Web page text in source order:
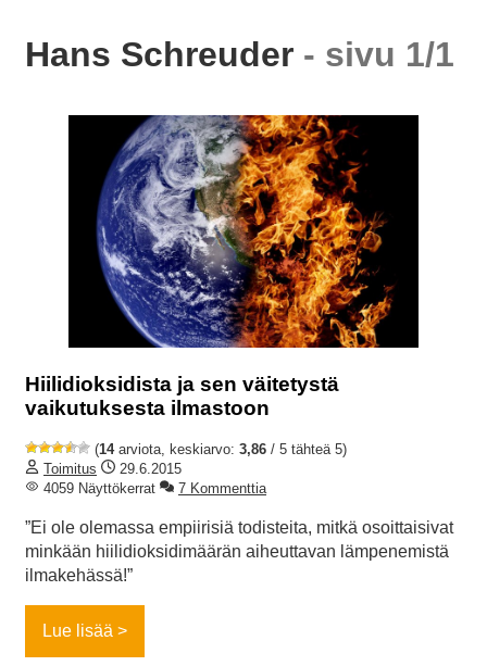
Hans Schreuder - sivu 1/1
Hiilidioksidista ja sen väitetystä
vaikutuksesta ilmastoon
(14arviota, keskiarvo: 3,86 / 5 tähteä 5)
Toimitus
29.6.2015
4059 Näyttökerrat
7 Kommenttia
”Ei ole olemassa empiirisiä todisteita, mitkä osoittaisivat
minkään hiilidioksidimäärän aiheuttavan lämpenemistä
ilmakehässä!”
Lue lisää